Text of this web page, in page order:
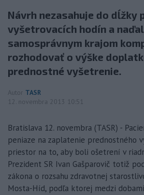
Návrh nezasahuje do dĺžky
vyšetrovacích hodín a
samosprávnym krajom
rozhodovať o výške
prednostné vyšetrenie.
Autor TASR
12. novembra 2013 10:51
Bratislava 12. novembra (TASR) -
peniaze na zaplatenie prednostného
priestor na to, aby boli ošetrení v
Prezident SR Ivan Gašparovič totiž
zákona o rozsahu zdravotnej
Mosta-Híd, podľa ktorej medzi